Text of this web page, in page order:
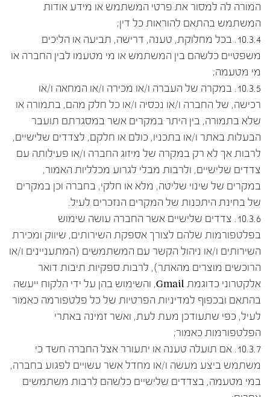
המורה לה למסור את פרטי המשתמש או מידע אודות
המשתמש בהתאם להוראות כל דין;
10.3.4. בכל מחלוקת, טענה, דרישה, תביעה או הליכים
משפטיים כלשהם בין המשתמש או מי מטעמו לבין החברה או
מי מטעמה;
10.3.5. במקרה של העברה ו/או מכירה ו/או המחאה ו/או
רכישה, של החברה ו/או נכסיה ו/או כל חלק מהם, בתמורה או
שלא בתמורה, בין היתר במקרים אשר במסגרתם תועבר
הבעלות באתר ו/או בתכניו, כולם או חלקם, לצדדים שלישיים,
לרבות אך לא רק במקרה של מיזוג החברה ו/או פעילותה עם
צדדים שלישיים, ולרבות מבלי לגרוע מכלליות האמור,
במקרים של שינוי שליטה, מלא או חלקי, בחברה וכן במקרים
של בחינת היתכנות של המקרים הנזכרים לעיל.
10.3.6. צדדים שלישיים אשר החברה עושה שימוש
בפלטפורמות שלהם לצורך אספקת השירותים, שיווק ומכירת
השירותים ו/או ניהול הקשר עם המשתמשים (המתעניינים ו/או
הרוכשים מוצרים מהאתר), לרבות ספקיות תיבות דואר
אלקטרוני כדוגמת Gmail, והשימוש בהן על ידי הלקוח ייעשה
בהתאם ובכפוף למדיניות הפרטיות של כל פלטפורמה כאמור
לעיל, כפי שתעודכן מעת לעת, ואשר זמינה באתרי
הפלטפורמות כאמור;
10.3.7. אם תועלה טענה או יתעורר אצל החברה חשד כי
משתמש ביצע מעשה ו/או מחדל אשר עשויים לפגוע בחברה,
במי מטעמה, בצדדים שלישיים כלשהם לרבות משתמשים